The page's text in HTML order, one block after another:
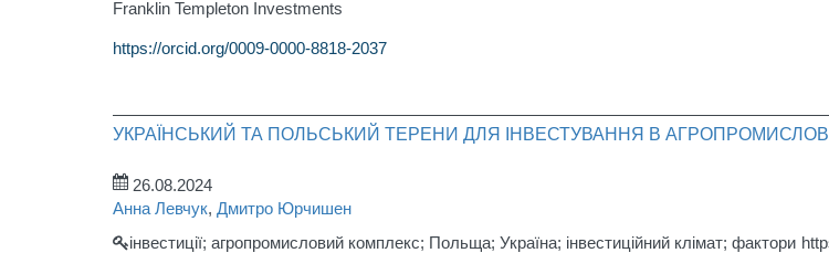
Franklin Templeton Investments
https://orcid.org/0009-0000-8818-2037
УКРАЇНСЬКИЙ ТА ПОЛЬСЬКИЙ ТЕРЕНИ ДЛЯ ІНВЕСТУВАННЯ В
26.08.2024
Анна Левчук, Дмитро Юрчишен
інвестиції; агропромисловий комплекс; Польща; Україна; інвестиційний клімат; фактори